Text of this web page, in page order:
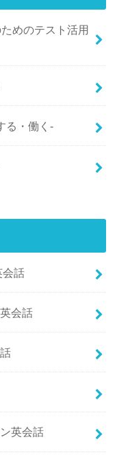
めのテスト活用
る・働く-
会話
会話
英会話